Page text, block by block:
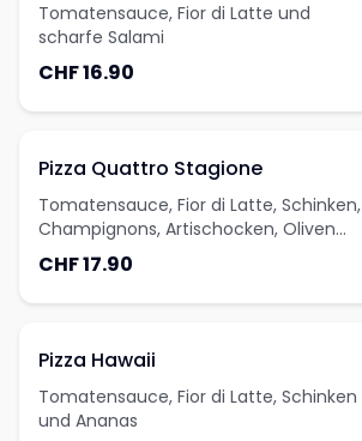
Tomatensauce, Fior di Latte und
scharfe Salami
CHF 16.90
Pizza Quattro Stagione
Tomatensauce, Fior di Latte, Schinken,
Champignons, Artischocken, Oliven
und Sardellen
CHF 17.90
Pizza Hawaii
Tomatensauce, Fior di Latte, Schinken
und Ananas